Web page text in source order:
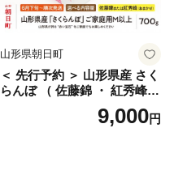
山形県朝日町
＜ 先行予約 ＞ 山形県産 さく
らんぼ （ 佐藤錦 ・ 紅秀峰
） ご家庭用 M以上 700g 【20
26年6月下旬から7月上旬発
9,000円